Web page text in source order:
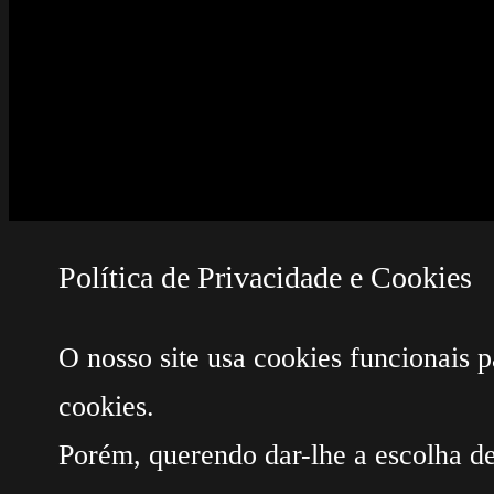
Política de Privacidade e Cookies
O nosso site usa cookies funcionais
cookies.
Porém, querendo dar-lhe a escolha